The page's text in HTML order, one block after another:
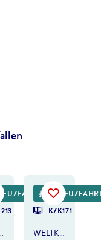
DEAL
KZK171
WELTKREUZFAHRT